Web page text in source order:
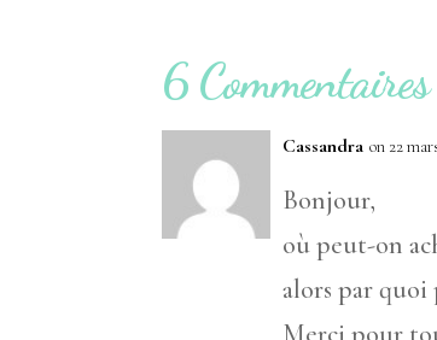
6 Commentaires
Cassandra on 22
Bonjour,
où peut-on
alors par quoi
Merci pour